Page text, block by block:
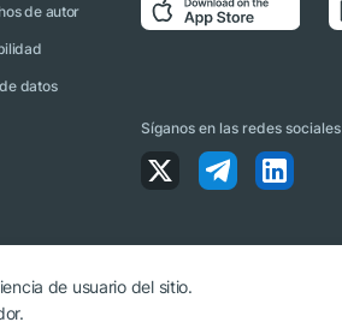
de autor
datos
Síganos en las redes sociales
de usuario del sitio.